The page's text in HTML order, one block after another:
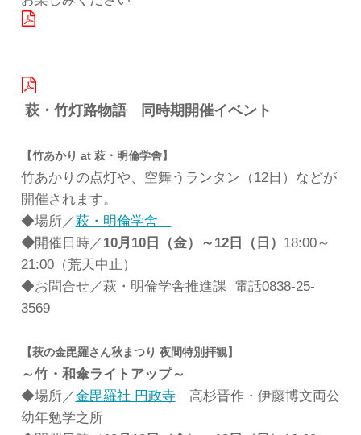
萩・竹灯路物語 同時期開催イベント
【竹あかり at 萩・明倫学舎】
竹あかりの点灯や、空舞うランタン（12日）などが
開催されます。
◆場所／萩・明倫学舎
◆開催日時／ 10月10日（金）～12日（日） 18:00～
21:00（荒天中止）
◆お問合せ／萩・明倫学舎推進課 電話0838-25-
3569
【萩の金毘羅さん秋まつり 夜間特別拝観】
～竹・和傘ライトアップ～
◆場所／金毘羅社 円政寺高杉晋作・伊藤博文両公
幼年勉学之所